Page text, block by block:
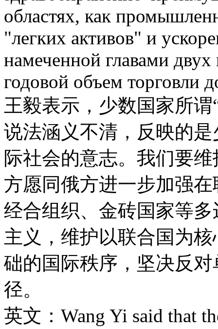
областях, как
"легких активов" и
намеченной главами двух
годовой объем торговли
王毅表示，少数国家所
说法涵义不清，反映的
际社会的意志。我们要
方愿同俄方进一步加强
经合组织、金砖国家等
主义，维护以联合国为
础的国际秩序，坚决反
径。
英文：Wang Yi said that